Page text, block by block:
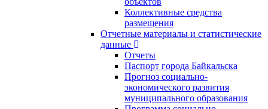
Коллективные средства
размещения
Отчетные материалы и статистические
данные
Отчеты
Паспорт города Байкальска
Прогноз социально-
экономического развития
муниципального образования